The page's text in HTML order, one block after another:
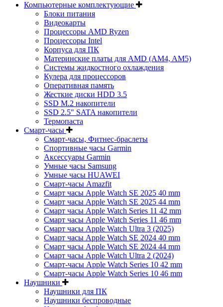
Компьютерные комплектующие
Блоки питания
Видеокарты
Процессоры AMD Ryzen
Процессоры Intel
Корпуса для ПК
Материнские платы для AMD (AM4, AM5)
Системы жидкостного охлаждения
Кулера для процессоров
Оперативная память
Жесткие диски HDD 3.5
SSD M.2 накопители
SSD 2.5" SATA накопители
Термопаста
Смарт-часы
Смарт-часы, Фитнес-браслеты
Спортивные часы Garmin
Аксессуары Garmin
Умные часы Samsung
Умные часы HUAWEI
Смарт-часы Amazfit
Смарт часы Apple Watch SE 2025 40 mm
Смарт часы Apple Watch SE 2025 44 mm
Смарт часы Apple Watch Series 11 42 mm
Смарт часы Apple Watch Series 11 46 mm
Смарт часы Apple Watch Ultra 3 (2025)
Смарт часы Apple Watch SE 2024 40 mm
Смарт часы Apple Watch SE 2024 44 mm
Смарт часы Apple Watch Ultra 2 (2024)
Смарт-часы Apple Watch Series 10 42 mm
Смарт-часы Apple Watch Series 10 46 mm
Наушники
Наушники для ПК
Наушники беспроводные